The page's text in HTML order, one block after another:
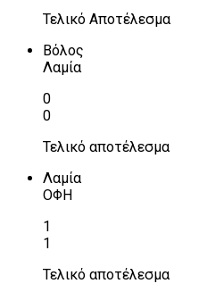
Τελικό Αποτέλεσμα
Βόλος
Λαμία
0
0
Τελικό αποτέλεσμα
Λαμία
ΟΦΗ
1
1
Τελικό αποτέλεσμα